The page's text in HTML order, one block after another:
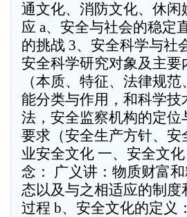
通文化、消防文化、休
应 a、安全与社会的稳定
的挑战 3、安全科学与社
安全科学研究对象及主要
（本质、特征、法律规
能分类与作用，和科学
法，安全监察机构的定
要求（安全生产方针、安
业安全文化 一、安全文
念： 广义讲：物质财富
态以及与之相适应的制
过程 b、安全文化的定义